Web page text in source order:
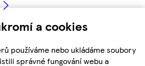
a cookies
používáme nebo ukládáme soubory
správné fungování webu a